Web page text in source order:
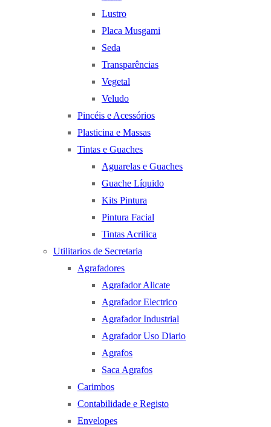
Lustro
Placa Musgami
Seda
Transparências
Vegetal
Veludo
Pincéis e Acessórios
Plasticina e Massas
Tintas e Guaches
Aguarelas e Guaches
Guache Líquido
Kits Pintura
Pintura Facial
Tintas Acrilica
Utilitarios de Secretaria
Agrafadores
Agrafador Alicate
Agrafador Electrico
Agrafador Industrial
Agrafador Uso Diario
Agrafos
Saca Agrafos
Carimbos
Contabilidade e Registo
Envelopes